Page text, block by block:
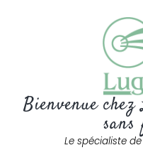
Bienvenue
Le spécialiste